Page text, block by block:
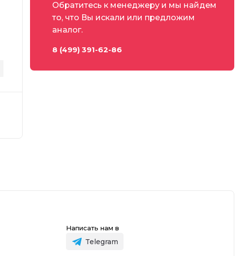
Обратитесь к менеджеру и мы найдем
то, что Вы искали или предложим
аналог.
8 (499) 391-62-86
Написать нам в
Telegram